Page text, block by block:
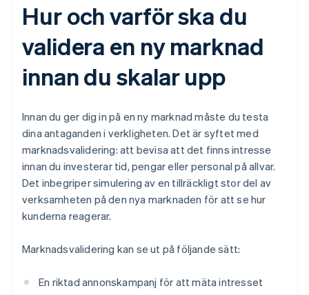
Hur och varför ska du
validera en ny marknad
innan du skalar upp
Innan du ger dig in på en ny marknad måste du testa
dina antaganden i verkligheten. Det är syftet med
marknadsvalidering: att bevisa att det finns intresse
innan du investerar tid, pengar eller personal på allvar.
Det inbegriper simulering av en tillräckligt stor del av
verksamheten på den nya marknaden för att se hur
kunderna reagerar.
Marknadsvalidering kan se ut på följande sätt:
En riktad annonskampanj för att mäta intresset